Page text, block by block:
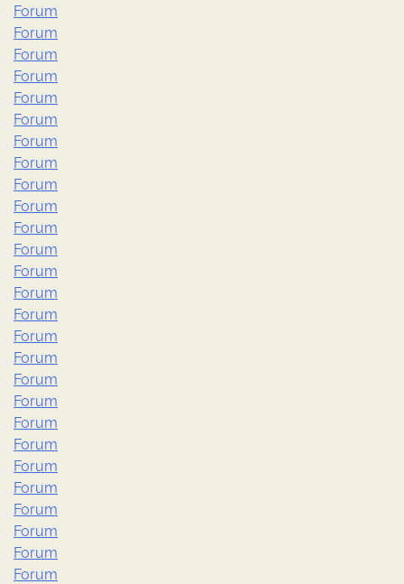
Forum
Forum
Forum
Forum
Forum
Forum
Forum
Forum
Forum
Forum
Forum
Forum
Forum
Forum
Forum
Forum
Forum
Forum
Forum
Forum
Forum
Forum
Forum
Forum
Forum
Forum
Forum